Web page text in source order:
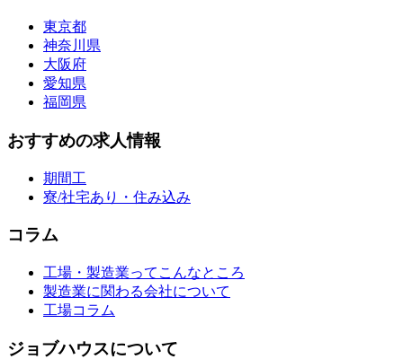
東京都
神奈川県
大阪府
愛知県
福岡県
おすすめの求人情報
期間工
寮/社宅あり・住み込み
コラム
工場・製造業ってこんなところ
製造業に関わる会社について
工場コラム
ジョブハウスについて